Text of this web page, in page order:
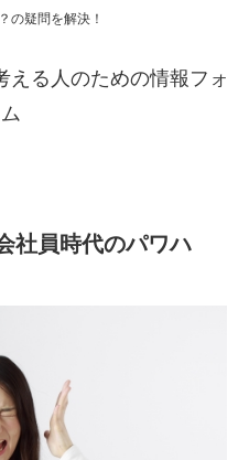
の疑問を解決！
える人のための情報フォ
社員時代のパワハ